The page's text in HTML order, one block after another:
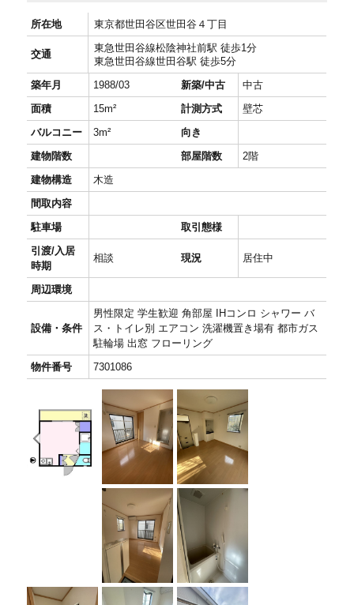
所在地 東京都世田谷区世田谷４丁目
交通
東急世田谷線松陰神社前駅 徒歩1分
東急世田谷線世田谷駅 徒歩5分
築年月
1988/03 新築/中古
中古
面積
15m² 計測方式
壁芯
バルコニー
3m²
向き
建物階数
部屋階数
2階
建物構造
木造
間取内容
駐車場
取引態様
引渡/入居
時期
相談 現況 居住中
周辺環境
設備・条件
男性限定 学生歓迎 角部屋 IHコンロ シャワー バ
ス・トイレ別 エアコン 洗濯機置き場有 都市ガス
駐輪場 出窓 フローリング
物件番号
7301086